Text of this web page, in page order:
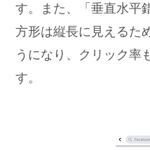
す。また、「垂直水平
方形は縦長に見えるた
うになり、クリック率
す。